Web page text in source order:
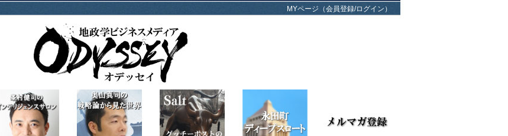
MYページ（会員登録/ログイン）